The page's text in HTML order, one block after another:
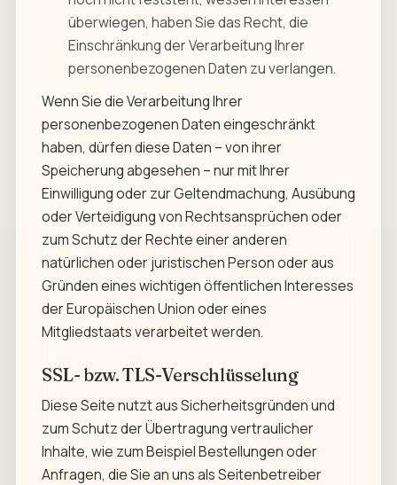
überwiegen, haben Sie das Recht, die
Einschränkung der Verarbeitung Ihrer
personenbezogenen Daten zu verlangen.
Wenn Sie die Verarbeitung Ihrer
personenbezogenen Daten eingeschränkt
haben, dürfen diese Daten – von ihrer
Speicherung abgesehen – nur mit Ihrer
Einwilligung oder zur Geltendmachung, Ausübung
oder Verteidigung von Rechtsansprüchen oder
zum Schutz der Rechte einer anderen
natürlichen oder juristischen Person oder aus
Gründen eines wichtigen öffentlichen Interesses
der Europäischen Union oder eines
Mitgliedstaats verarbeitet werden.
SSL- bzw. TLS-Verschlüsselung
Diese Seite nutzt aus Sicherheitsgründen und
zum Schutz der Übertragung vertraulicher
Inhalte, wie zum Beispiel Bestellungen oder
Anfragen, die Sie an uns als Seitenbetreiber